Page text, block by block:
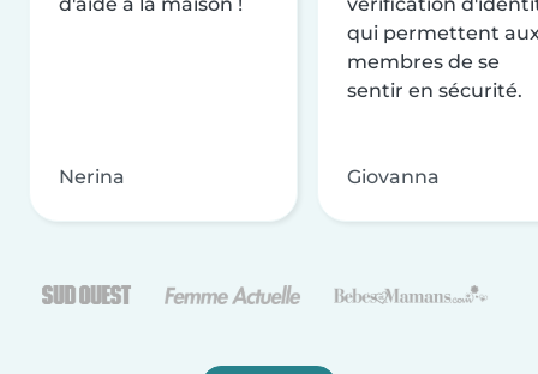
Nerina
qui permettent
membres de se
sentir en sécurité.
Giovanna